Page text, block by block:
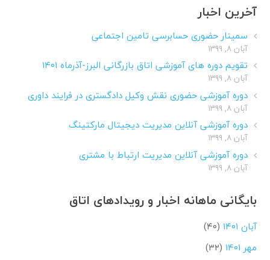
آخرین اخبار
سمینار حضوری حسابرسی تامین اجتماعی
آبان ۸, ۱۳۹۹
تقویم دوره های آموزشی اتاق بازرگانی البرز-آذرماه ۱۴۰۱
آبان ۸, ۱۳۹۹
دوره آموزشی حضوری نقش وکیل دادگستری در فرایند داوری
آبان ۸, ۱۳۹۹
دوره آموزشی آنلاین مدیریت دیجیتال مارکتینگ
آبان ۸, ۱۳۹۹
دوره آموزشی آنلاین مدیریت ارتباط با مشتری
آبان ۸, ۱۳۹۹
بایگانی ماهانه اخبار و رویدادهای اتاق
آبان ۱۴۰۱
(۴۰)
مهر ۱۴۰۱
(۳۲)